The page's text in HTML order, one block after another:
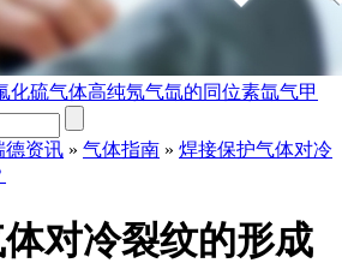
化硫气体高纯氖气氙的同位素氙气甲
德资讯 » 气体指南 » 焊接保护气体对冷
对冷裂纹的形成